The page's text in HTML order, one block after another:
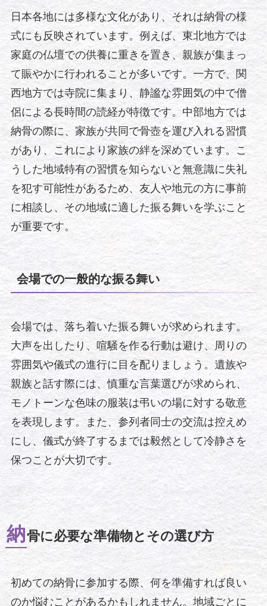
日本各地には多様な文化があり、それは納骨の様
式にも反映されています。例えば、東北地方では
家庭の仏壇での供養に重きを置き、親族が集まっ
て賑やかに行われることが多いです。一方で、関
西地方では寺院に集まり、静謐な雰囲気の中で僧
侶による長時間の読経が特徴です。中部地方では
納骨の際に、家族が共同で骨壺を運び入れる習慣
があり、これにより家族の絆を深めています。こ
うした地域特有の習慣を知らないと無意識に失礼
を犯す可能性があるため、友人や地元の方に事前
に相談し、その地域に適した振る舞いを学ぶこと
が重要です。
会場での一般的な振る舞い
会場では、落ち着いた振る舞いが求められます。
大声を出したり、喧騒を作る行動は避け、周りの
雰囲気や儀式の進行に目を配りましょう。遺族や
親族と話す際には、慎重な言葉選びが求められ、
モノトーンな色味の服装は弔いの場に対する敬意
を表現します。また、参列者同士の交流は控えめ
にし、儀式が終了するまでは毅然として冷静さを
保つことが大切です。
納骨に必要な準備物とその選び方
初めての納骨に参加する際、何を準備すれば良い
のか悩むことがあるかもしれません。地域ごとに